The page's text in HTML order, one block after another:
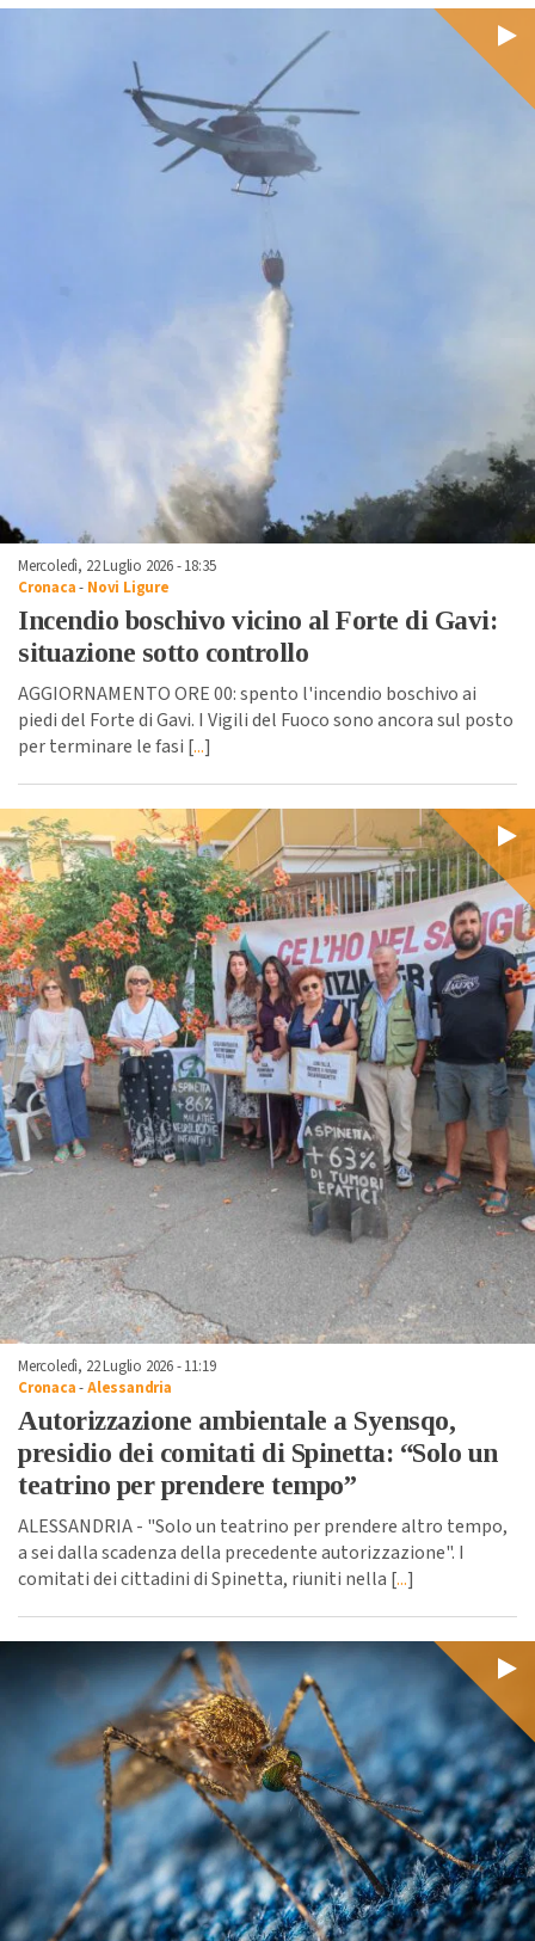
Mercoledì, 22 Luglio 2026 - 18:35
Cronaca- Novi Ligure
Incendio boschivo vicino al Forte di Gavi:
situazione sotto controllo
AGGIORNAMENTO ORE 00: spento l'incendio boschivo ai
piedi del Forte di Gavi. I Vigili del Fuoco sono ancora sul posto
per terminare le fasi [...]
Mercoledì, 22 Luglio 2026 - 11:19
Cronaca-Alessandria
Autorizzazione ambientale a Syensqo,
presidio dei comitati di Spinetta: “Solo un
teatrino per prendere tempo”
ALESSANDRIA - "Solo un teatrino per prendere altro tempo,
a sei dalla scadenza della precedente autorizzazione". I
comitati dei cittadini di Spinetta, riuniti nella [...]